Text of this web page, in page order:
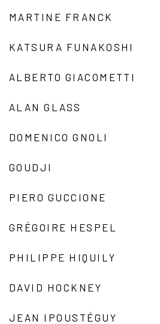
MARTINE FRANCK
KATSURA FUNAKOSHI
ALBERTO GIACOMETTI
ALAN GLASS
DOMENICO GNOLI
GOUDJI
PIERO GUCCIONE
GRÉGOIRE HESPEL
PHILIPPE HIQUILY
DAVID HOCKNEY
JEAN IPOUSTÉGUY